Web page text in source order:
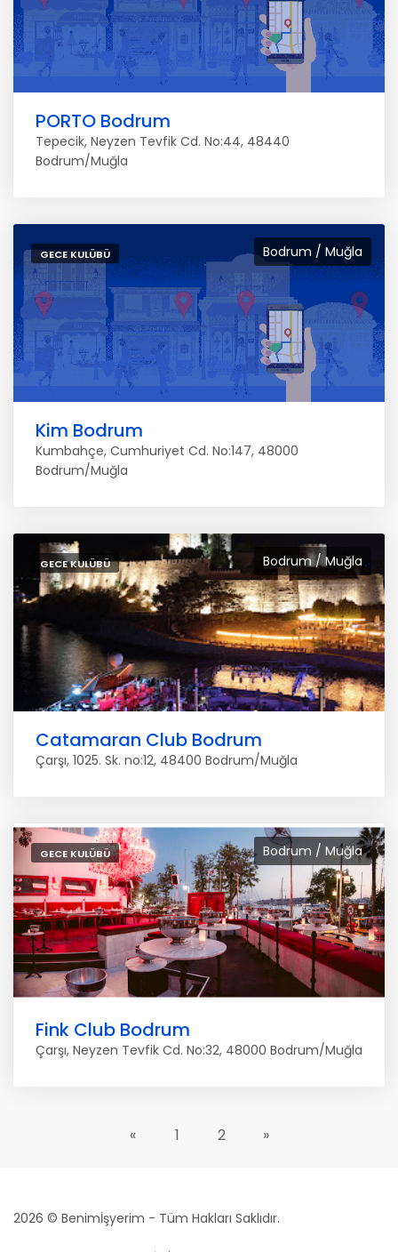
PORTO Bodrum
Tepecik, Neyzen Tevfik Cd. No:44, 48440
Bodrum/Muğla
Bodrum / Muğla
GECE KULÜBÜ
Kim Bodrum
Kumbahçe, Cumhuriyet Cd. No:147, 48000
Bodrum/Muğla
Bodrum / Muğla
GECE KULÜBÜ
Catamaran Club Bodrum
Çarşı, 1025. Sk. no:12, 48400 Bodrum/Muğla
Bodrum / Muğla
GECE KULÜBÜ
Fink Club Bodrum
Çarşı, Neyzen Tevfik Cd. No:32, 48000 Bodrum/Muğla
« 1 2 »
2026 © Benimİşyerim - Tüm Hakları Saklıdır.